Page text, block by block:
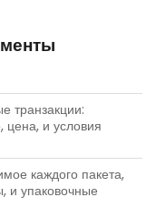
транзакции:
цена, и условия
каждого пакета,
и упаковочные